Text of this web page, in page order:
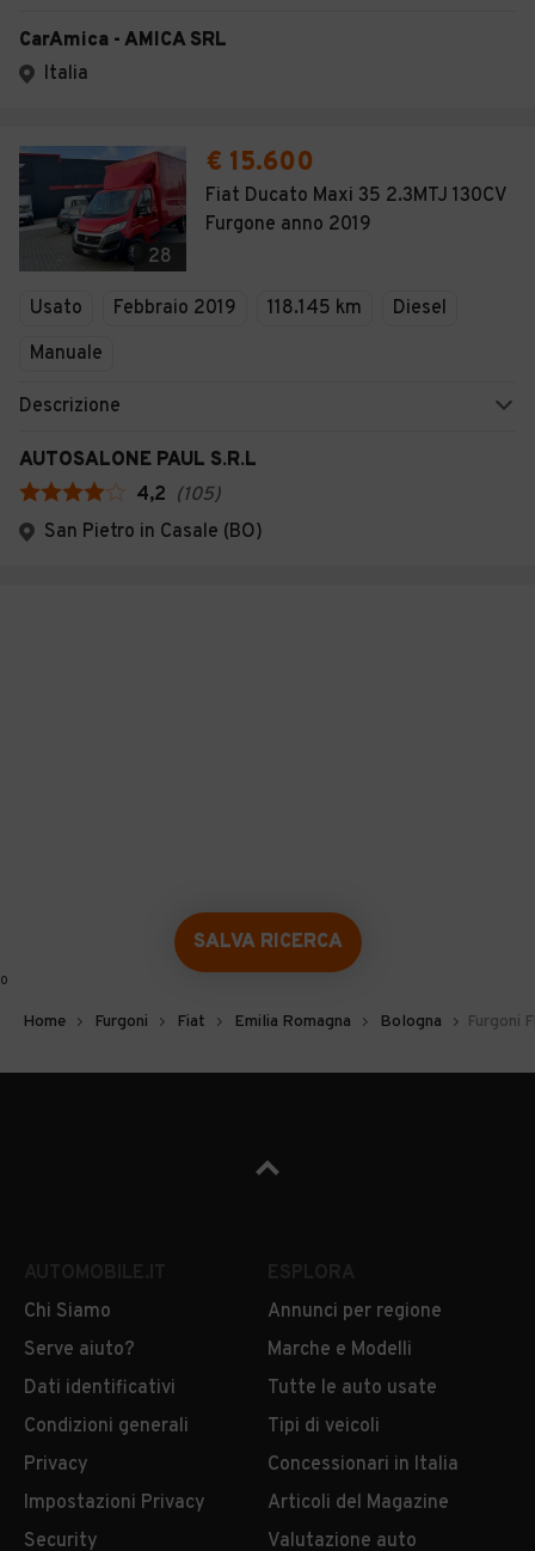
CarAmica - AMICA SRL
Italia
28
€ 15.600
Fiat Ducato Maxi 35 2.3MTJ 130CV
Furgone anno 2019
Usato Febbraio 2019 118.145 km
Diesel
Manuale
Descrizione
AUTOSALONE PAUL S.R.L
4,2 (105)
San Pietro in Casale (BO)
SALVA RICERCA
0
Home Furgoni Fiat Emilia Romagna Bologna Furgoni
Chi Siamo
Serve aiuto?
Dati identificativi
Condizioni generali
Privacy
Impostazioni Privacy
Security
Annunci per regione
Marche e Modelli
Tutte le auto usate
Tipi di veicoli
Concessionari in Italia
Articoli del Magazine
Valutazione auto